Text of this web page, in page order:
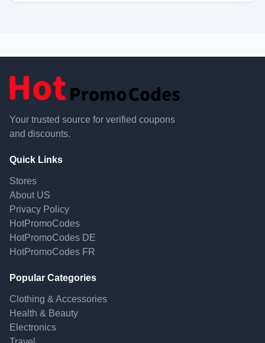
Your trusted source for verified coupons
and discounts.
Quick Links
Stores
About US
Privacy Policy
HotPromoCodes
HotPromoCodes DE
HotPromoCodes FR
Popular Categories
Clothing & Accessories
Health & Beauty
Electronics